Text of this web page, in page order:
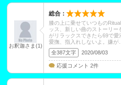
お釈迦さま(1)
総合：
膝の上に乗せていつもの
ッス、新しい曲のストーリ
がリラックスできたら69で
愛撫、指入れしないよ。嫌が…
全387文字
2020/08/03
応援コメント 2件